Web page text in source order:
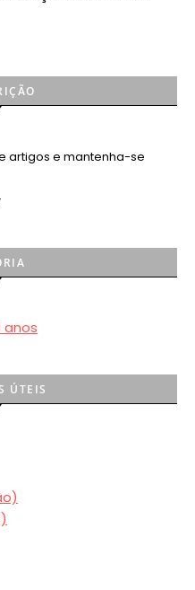
artigos e mantenha-se
anos
ÚTEIS